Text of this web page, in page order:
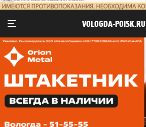
VOLOGDA-POISK.RU